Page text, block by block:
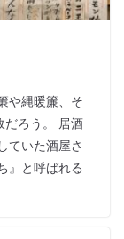
や縄暖簾、そ
だろう。 居酒
ていた酒屋さ
』と呼ばれる